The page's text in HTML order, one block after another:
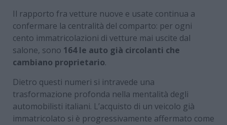
Il rapporto fra vetture nuove e usate continua a
confermare la centralità del comparto: per ogni
cento immatricolazioni di vetture mai uscite dal
salone, sono 164 le auto già circolanti che
cambiano proprietario.
Dietro questi numeri si intravede una
trasformazione profonda nella mentalità degli
automobilisti italiani. L’acquisto di un veicolo già
immatricolato si è progressivamente affermato come